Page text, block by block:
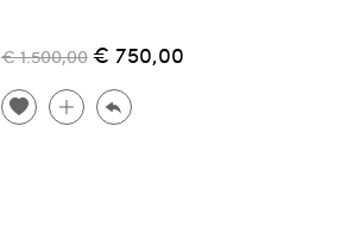
€ 1.500,00 € 750,00